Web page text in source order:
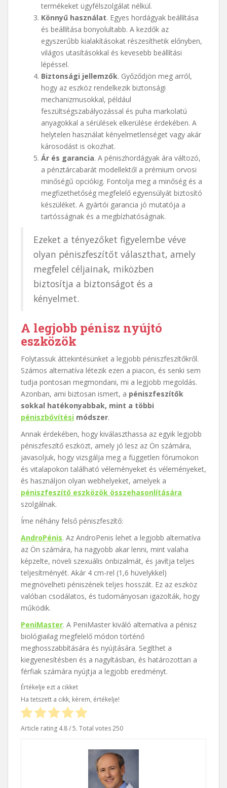
termékeket ügyfélszolgálat nélkül.
Könnyű használat. Egyes hordágyak beállítása
és beállítása bonyolultabb. A kezdők az
egyszerűbb kialakításokat részesíthetik előnyben,
világos utasításokkal és kevesebb beállítási
lépéssel.
Biztonsági jellemzők. Győződjön meg arról,
hogy az eszköz rendelkezik biztonsági
mechanizmusokkal, például
feszültségszabályozással és puha markolatú
anyagokkal a sérülések elkerülése érdekében. A
helytelen használat kényelmetlenséget vagy akár
károsodást is okozhat.
Ár és garancia. A péniszhordágyak ára változó,
a pénztárcabarát modellektől a prémium orvosi
minőségű opciókig. Fontolja meg a minőség és a
megfizethetőség megfelelő egyensúlyát biztosító
készüléket. A gyártói garancia jó mutatója a
tartósságnak és a megbízhatóságnak.
Ezeket a tényezőket figyelembe véve
olyan péniszfeszítőt választhat, amely
megfelel céljainak, miközben
biztosítja a biztonságot és a
kényelmet.
A legjobb pénisz nyújtó
eszközök
Folytassuk áttekintésünket a legjobb péniszfeszítőkről.
Számos alternatíva létezik ezen a piacon, és senki sem
tudja pontosan megmondani, mi a legjobb megoldás.
Azonban, ami biztosan ismert, a péniszfeszítők
sokkal hatékonyabbak, mint a többi
péniszbővítési módszer.
Annak érdekében, hogy kiválaszthassa az egyik legjobb
péniszfeszítő eszközt, amely jó lesz az Ön számára,
javasoljuk, hogy vizsgálja meg a független fórumokon
és vitalapokon található véleményeket és véleményeket,
és használjon olyan webhelyeket, amelyek a
péniszfeszítő eszközök összehasonlítására
szolgálnak.
Íme néhány felső péniszfeszítő:
AndroPénis. Az AndroPenis lehet a legjobb alternatíva
az Ön számára, ha nagyobb akar lenni, mint valaha
képzelte, növeli szexuális önbizalmát, és javítja teljes
teljesítményét. Akár 4 cm-rel (1,6 hüvelykkel)
megnövelheti péniszének teljes hosszát. Ez az eszköz
valóban csodálatos, és tudományosan igazolták, hogy
működik.
PeniMaster. A PeniMaster kiváló alternatíva a pénisz
biológiailag megfelelő módon történő
meghosszabbítására és nyújtására. Segíthet a
kiegyenesítésben és a nagyításban, és határozottan a
férfiak számára nyújtja a legjobb eredményt.
Értékelje ezt a cikket
Ha tetszett a cikk, kérem, értékelje!
Article rating 4.8/ 5. Total votes250